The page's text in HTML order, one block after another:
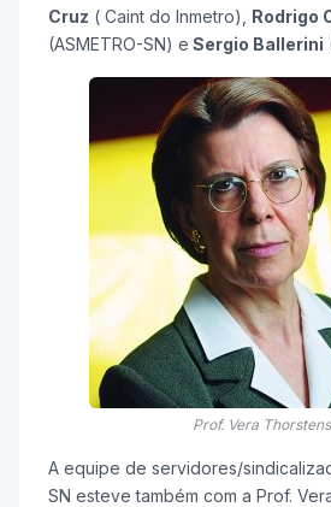
Cruz ( Caint do Inmetro), Rodrigo
(ASMETRO-SN) e Sergio Ballerini
Prof. Vera
A equipe de servidores/
SN esteve também com a Prof.